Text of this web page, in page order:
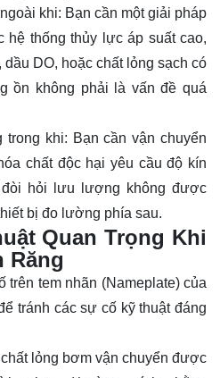
khi: Bạn cần một giải pháp
hệ thống thủy lực áp suất cao,
DO, hoặc chất lỏng sạch có
ồn không phải là vấn đề quá
trong khi: Bạn cần vận chuyển
chất độc hại yêu cầu độ kín
đòi hỏi lưu lượng không được
bị đo lường phía sau.
Quan Trọng Khi
Răng
trên tem nhãn (Nameplate) của
tránh các sự cố kỹ thuật đáng
lỏng bơm vận chuyển được